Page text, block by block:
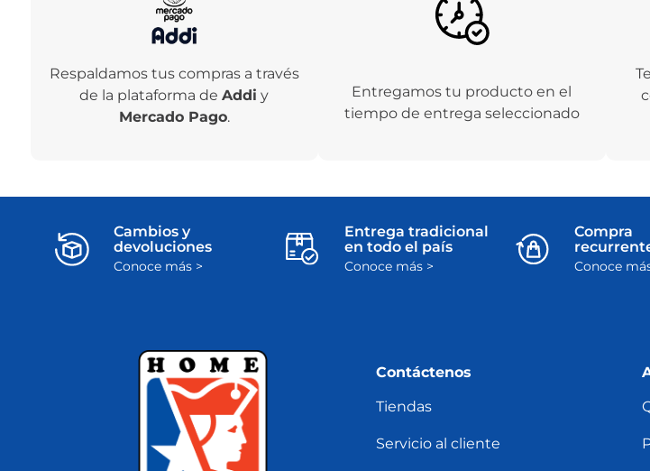
Respaldamos tus compras a través
de la plataforma deAddi y
Mercado Pago.
Entregamos tu producto en el
tiempo de entrega seleccionado
Cambios y
devoluciones
Conoce más >
Entrega tradicional
en todo el país
Conoce más >
Compra
Conoce
Contáctenos
Tiendas
Servicio al cliente